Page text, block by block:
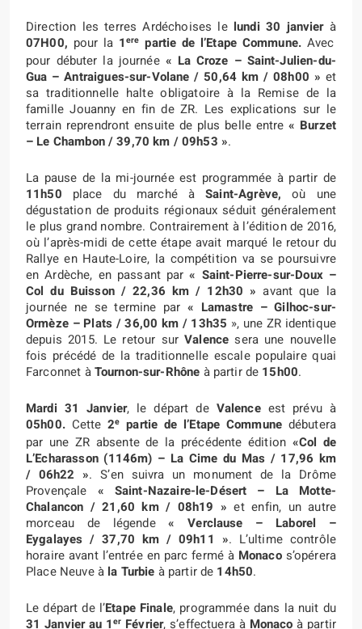
Direction les terres Ardéchoises le lundi 30 janvier à
07H00, pour la 1ere partie de l’Etape Commune. Avec
pour débuter la journée « La Croze – Saint-Julien-du-
Gua – Antraigues-sur-Volane/ 50,64 km / 08h00 » et
sa traditionnelle halte obligatoire à la Remise de la
famille Jouanny en fin de ZR. Les explications sur le
terrain reprendront ensuite de plus belle entre« Burzet
– Le Chambon/ 39,70 km / 09h53 ».
La pause de la mi-journée est programmée à partir de
11h50 place du marché àSaint-Agrève, où une
dégustation de produits régionaux séduit généralement
le plus grand nombre. Contrairement à l’édition de 2016,
où l’après-midi de cette étape avait marqué le retour du
Rallye en Haute-Loire, la compétition va se poursuivre
en Ardèche, en passant par« Saint-Pierre-sur-Doux –
Col du Buisson / 22,36 km / 12h30 »avant que la
journée ne se termine par« Lamastre – Gilhoc-sur-
Ormèze – Plats / 36,00 km / 13h35 », une ZR identique
depuis 2015. Le retour surValence sera une nouvelle
fois précédé de la traditionnelle escale populaire quai
Farconnet àTournon-sur-Rhône à partir de 15h00.
Mardi 31 Janvier, le départ de Valenceest prévu à
05h00.Cette 2e partie de l’Etape Commune débutera
par une ZR absente de la précédente édition «Col de
L’Echarasson (1146m) – La Cime du Mas / 17,96 km
/ 06h22 ». S’en suivra un monument de la Drôme
Provençale « Saint-Nazaire-le-Désert – La Motte-
Chalancon / 21,60 km / 08h19 » et enfin, un autre
morceau de légende« Verclause – Laborel –
Eygalayes/ 37,70 km / 09h11 ». L’ultime contrôle
horaire avant l’entrée en parc fermé à Monaco s’opérera
Place Neuve à la Turbie à partir de 14h50.
Le départ de l’Etape Finale, programmée dans la nuit du
31 Janvier au 1er Février, s’effectuera à Monacoà partir